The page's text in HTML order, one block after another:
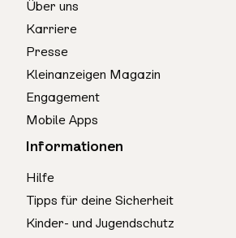
Über uns
Karriere
Presse
Kleinanzeigen Magazin
Engagement
Mobile Apps
Informationen
Hilfe
Tipps für deine Sicherheit
Kinder- und Jugendschutz